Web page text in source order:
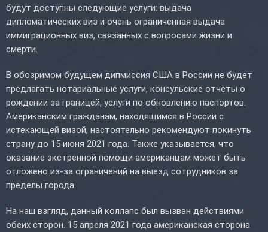
будут доступны следующие услуги: выдача
дипломатических виз и очень ограниченная выдача
иммиграционных виз, связанных с вопросами жизни и
смерти.
В обозримом будущем дипмиссия США в России не будет
предлагать нотариальные услуги, консульские отчеты о
рождении за границей, услуги по обновлению паспортов.
Американским гражданам, находящимся в России с
истекающей визой, настоятельно рекомендуют покинуть
страну до 15 июня 2021 года. Также указывается, что
оказание экстренной помощи американцам может быть
отложено из-за ограничений на выезд сотрудников за
пределы города.
На наш взгляд, данный коллапс был вызван действиями
обеих сторон. 15 апреля 2021 года американская сторона